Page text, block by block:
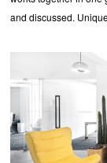
and discussed.